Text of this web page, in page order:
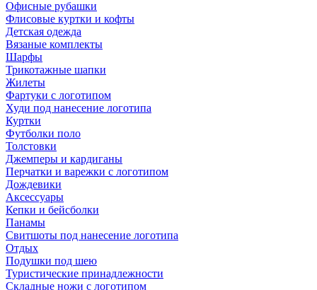
Офисные рубашки
Флисовые куртки и кофты
Детская одежда
Вязаные комплекты
Шарфы
Трикотажные шапки
Жилеты
Фартуки с логотипом
Худи под нанесение логотипа
Куртки
Футболки поло
Толстовки
Джемперы и кардиганы
Перчатки и варежки с логотипом
Дождевики
Аксессуары
Кепки и бейсболки
Панамы
Свитшоты под нанесение логотипа
Отдых
Подушки под шею
Туристические принадлежности
Складные ножи с логотипом